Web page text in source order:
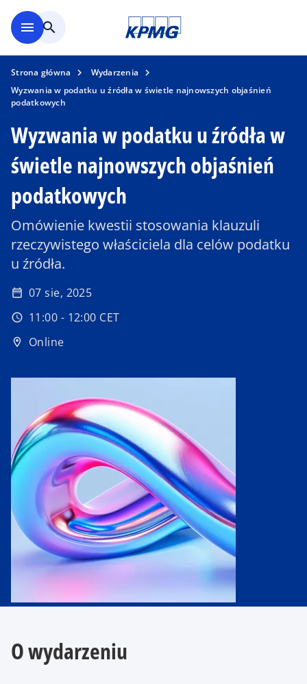
menu search
Strona główna
Wydarzenia
Wyzwania w podatku u źródła w świetle najnowszych objaśnień
podatkowych
Wyzwania w podatku u źródła w
świetle najnowszych objaśnień
podatkowych
Omówienie kwestii stosowania klauzuli
rzeczywistego właściciela dla celów podatku
u źródła.
date_range 07 sie, 2025
schedule 11:00 - 12:00 CET
location_on Online
O wydarzeniu